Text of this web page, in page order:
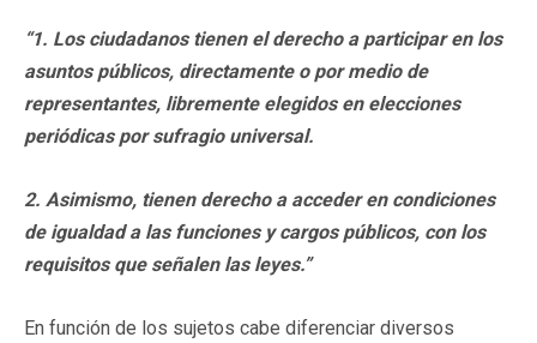
“1. Los ciudadanos tienen el derecho a participar en los
asuntos públicos, directamente o por medio de
representantes, libremente elegidos en elecciones
periódicas por sufragio universal.
2. Asimismo, tienen derecho a acceder en condiciones
de igualdad a las funciones y cargos públicos, con los
requisitos que señalen las leyes.”
En función de los sujetos cabe diferenciar diversos